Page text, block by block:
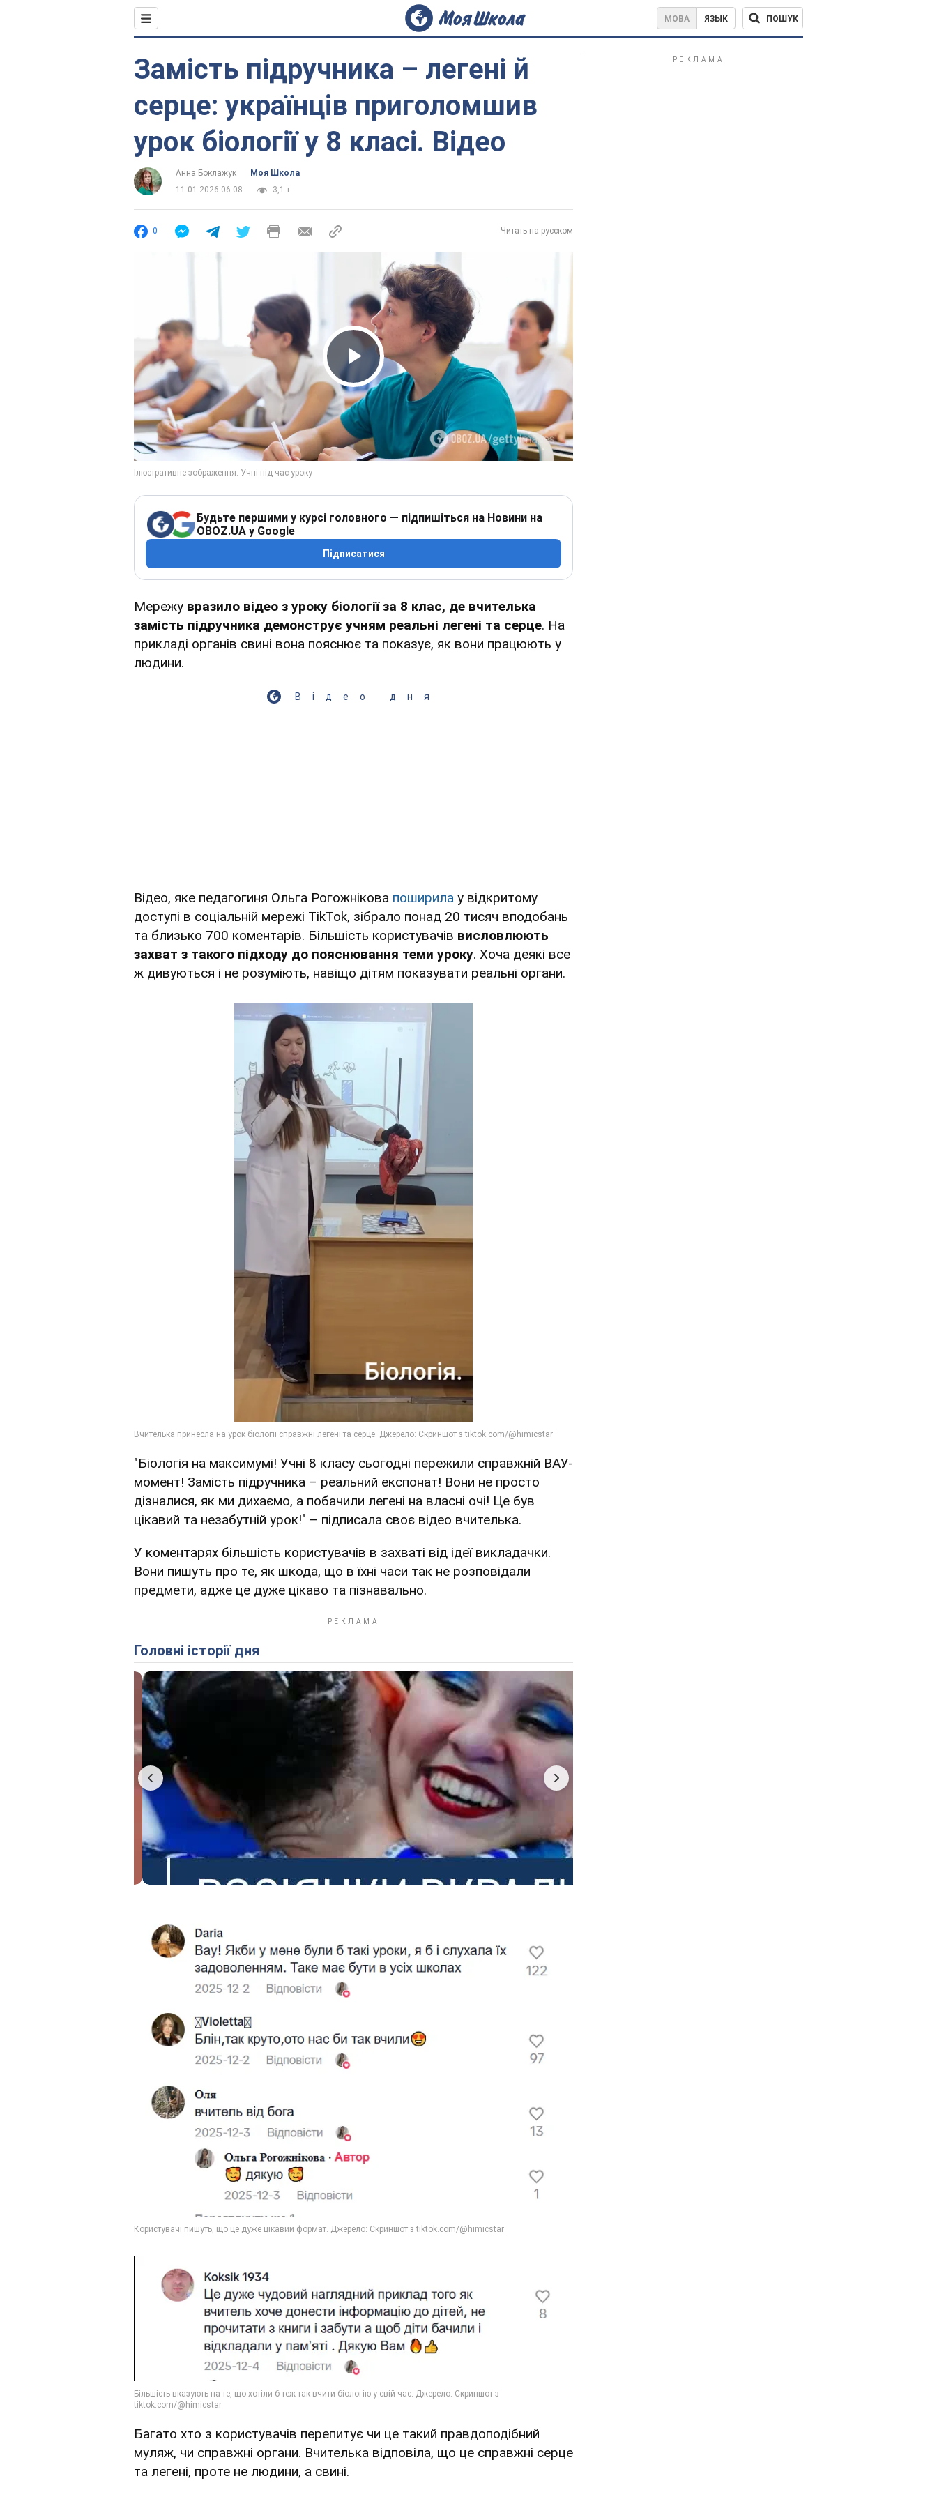
МОВА ЯЗЫК ПОШУК
Замість підручника – легені й
серце: українців приголомшив
урок біології у 8 класі. Відео
Анна Боклажук
Моя Школа
11.01.2026 06:08
3,1 т.
0 Читать на русском
Play Video
Будьте першими у курсі головного — підпишіться на Новини на
OBOZ.UA у Google
Підписатися
Мережу вразило відео з уроку біології за 8 клас, де вчителька
замість підручника демонструє учням реальні легені та серце. На
прикладі органів свині вона пояснює та показує, як вони працюють у
людини.
Відео дня
Відео, яке педагогиня Ольга Рогожнікова поширила у відкритому
доступі в соціальній мережі TikTok, зібрало понад 20 тисяч вподобань
та близько 700 коментарів. Більшість користувачів висловлюють
захват з такого підходу до пояснювання теми уроку. Хоча деякі все
ж дивуються і не розуміють, навіщо дітям показувати реальні органи.
"Біологія на максимумі! Учні 8 класу сьогодні пережили справжній ВАУ-
момент! Замість підручника – реальний експонат! Вони не просто
дізналися, як ми дихаємо, а побачили легені на власні очі! Це був
цікавий та незабутній урок!" – підписала своє відео вчителька.
У коментарях більшість користувачів в захваті від ідеї викладачки.
Вони пишуть про те, як шкода, що в їхні часи так не розповідали
предмети, адже це дуже цікаво та пізнавально.
Головні історії дня
Багато хто з користувачів перепитує чи це такий правдоподібний
муляж, чи справжні органи. Вчителька відповіла, що це справжні серце
та легені, проте не людини, а свині.